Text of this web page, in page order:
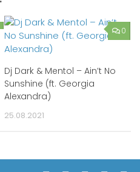
0
Dj Dark & Mentol – Ain’t No
Sunshine (ft. Georgia
Alexandra)
25.08.2021